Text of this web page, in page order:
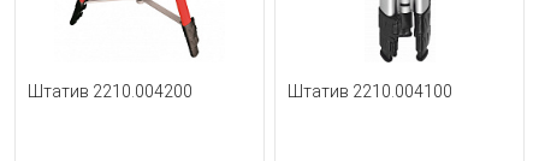
Штатив 2210.004200 Штатив 2210.004100